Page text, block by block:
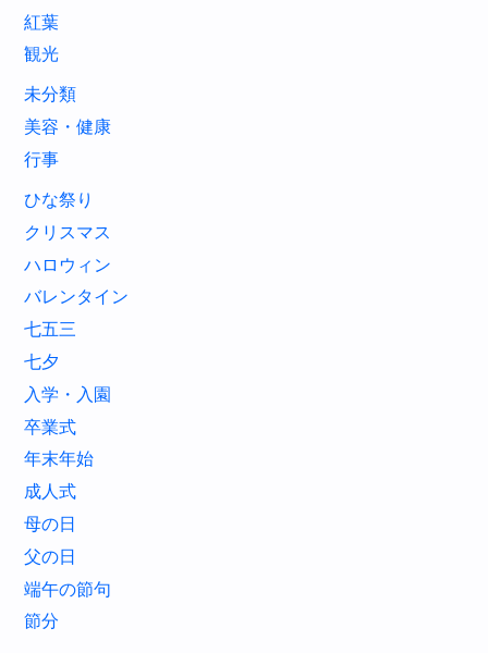
紅葉
観光
未分類
美容・健康
行事
ひな祭り
クリスマス
ハロウィン
バレンタイン
七五三
七夕
入学・入園
卒業式
年末年始
成人式
母の日
父の日
端午の節句
節分